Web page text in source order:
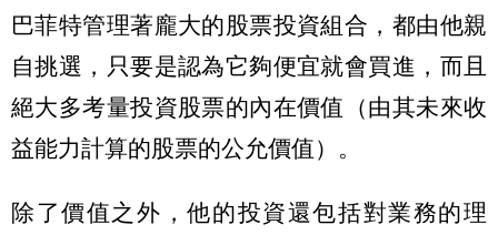
巴菲特管理著龐大的股票投資組合，都由他親
自挑選，只要是認為它夠便宜就會買進，而且
絕大多考量投資股票的內在價值（由其未來收
益能力計算的股票的公允價值）。
除了價值之外，他的投資還包括對業務的理